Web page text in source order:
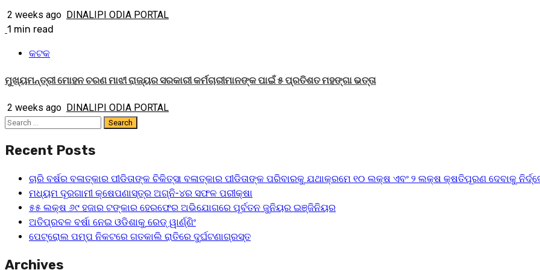
2 weeks ago DINALIPI ODIA PORTAL
1 min read
କଟକ
ମୁଖ୍ୟମନ୍ତ୍ରୀ ମୋହନ ଚରଣ ମାଝୀ ରାଜ୍ୟର ସରକାରୀ କର୍ମଚାରୀମାନଙ୍କ ପାଇଁ ୫ ପ୍ରତିଶତ ମହଙ୍ଗା ଭତ୍ତା
2 weeks ago DINALIPI ODIA PORTAL
Search
Recent Posts
ଚାରି ବର୍ଷର ବଳାତ୍କାର ପୀଡିତାଙ୍କ ଚିକିତ୍ସା ବଳାତ୍କାର ପୀଡିତାଙ୍କ ପରିବାରକୁ ଯଥାକ୍ରମେ ୧୦ ଲକ୍ଷ ଏବଂ ୨ ଲକ୍ଷ କ୍ଷତିପୂରଣ ଦେବାକୁ
ମଧ୍ୟମ ଦୂରଗାମୀ କ୍ଷେପଣାସ୍ତ୍ର ଅଗ୍ନି-୪ର ସଫଳ ପରୀକ୍ଷା
୫୫ ଲକ୍ଷ ୬୯ ହଜାର ଟଙ୍କାର ହେରଫେର ଅଭିଯୋଗରେ ପୂର୍ବତନ ଜୁନିୟର ଇଞ୍ଜିନିୟର
ଅତିପ୍ରବଳ ବର୍ଷା ନେଇ ଓଡିଶାକୁ ରେଡ୍ ୱାର୍ଣ୍ଣିଂ
ପେଟ୍ରୋଲ ପମ୍ପ ନିକଟରେ ଗତକାଲି ରାତିରେ ଦୁର୍ଘଟଣାଗ୍ରସ୍ତ
Archives